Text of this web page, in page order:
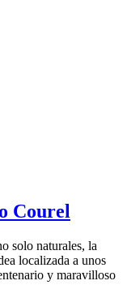
Courel
solo naturales, la
localizada a unos
y maravilloso